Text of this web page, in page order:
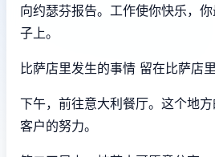
向约瑟芬报告。工作使你快乐，
子上。
比萨店里发生的事情 留在比萨店里
下午，前往意大利餐厅。这个地
客户的努力。